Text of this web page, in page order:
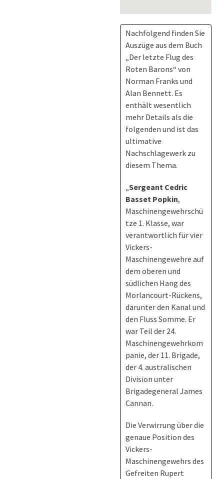
Nachfolgend finden Sie
Auszüge aus dem Buch
„Der letzte Flug des
Roten Barons“ von
Norman Franks und
Alan Bennett. Es
enthält wesentlich
mehr Details als die
folgenden und ist das
ultimative
Nachschlagewerk zu
diesem Thema.
„Sergeant Cedric
Basset Popkin,
Maschinengewehrschü
tze 1. Klasse, war
verantwortlich für vier
Vickers-
Maschinengewehre auf
dem oberen und
südlichen Hang des
Morlancourt-Rückens,
darunter den Kanal und
den Fluss Somme. Er
war Teil der 24.
Maschinengewehrkom
panie, der 11. Brigade,
der 4. australischen
Division unter
Brigadegeneral James
Cannan.
Die Verwirrung über die
genaue Position des
Vickers-
Maschinengewehrs des
Gefreiten Rupert